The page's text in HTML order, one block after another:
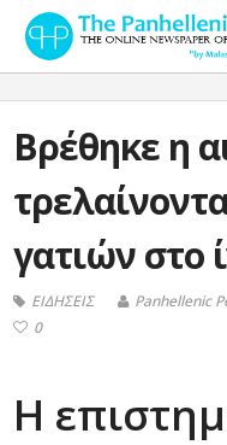
Βρέθηκε η
γατιών στο
ΕΙΔΗΣΕΙΣ Panhellenic
0
Η